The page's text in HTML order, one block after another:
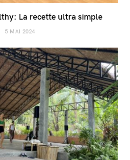
La recette ultra simple
5 MAI 2024